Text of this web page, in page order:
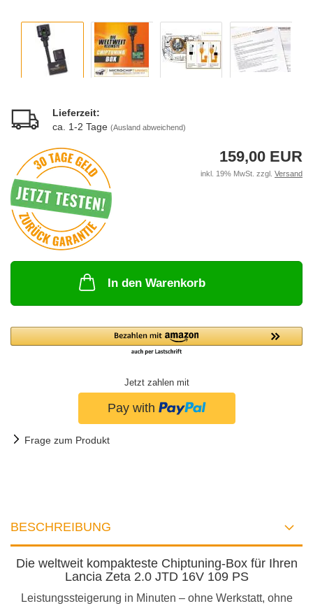
Lieferzeit:
ca. 1-2 Tage (Ausland abweichend)
159,00 EUR
inkl. 19% MwSt. zzgl. Versand
In den Warenkorb
Jetzt zahlen mit
Frage zum Produkt
BESCHREIBUNG
Die weltweit kompakteste Chiptuning-Box für Ihren
Lancia Zeta 2.0 JTD 16V 109 PS
Leistungssteigerung in Minuten – ohne Werkstatt, ohne